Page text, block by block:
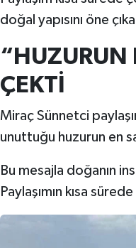
doğal yapısını öne
“HUZURUN
ÇEKTİ
Miraç Sünnetci
unuttuğu huzurun en
Bu mesajla doğanın
Paylaşımın kısa